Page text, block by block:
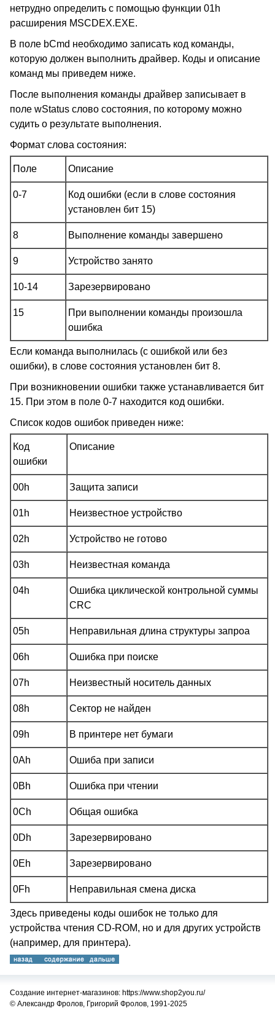
нетрудно определить с помощью функции 01h
расширения MSCDEX.EXE.
В поле bCmd необходимо записать код команды,
которую должен выполнить драйвер. Коды и описание
команд мы приведем ниже.
После выполнения команды драйвер записывает в
поле wStatus слово состояния, по которому можно
судить о результате выполнения.
Формат слова состояния:
Поле Описание
0-7
Код ошибки (если в слове состояния
установлен бит 15)
8 Выполнение команды завершено
9 Устройство занято
10-14 Зарезервировано
15
При выполнении команды произошла
ошибка
Если команда выполнилась (с ошибкой или без
ошибки), в слове состояния установлен бит 8.
При возникновении ошибки также устанавливается бит
15. При этом в поле 0-7 находится код ошибки.
Список кодов ошибок приведен ниже:
Код
ошибки
Описание
00h Защита записи
01h Неизвестное устройство
02h Устройство не готово
03h Неизвестная команда
04h
Ошибка циклической контрольной суммы
CRC
05h Неправильная длина структуры запроа
06h Ошибка при поиске
07h Неизвестный носитель данных
08h Сектор не найден
09h В принтере нет бумаги
0Ah Ошиба при записи
0Bh Ошибка при чтении
0Ch Общая ошибка
0Dh Зарезервировано
0Eh Зарезервировано
0Fh Неправильная смена диска
Здесь приведены коды ошибок не только для
устройства чтения CD-ROM, но и для других устройств
(например, для принтера).
Создание интернет-магазинов: https://www.shop2you.ru/
© Александр Фролов, Григорий Фролов, 1991-2025